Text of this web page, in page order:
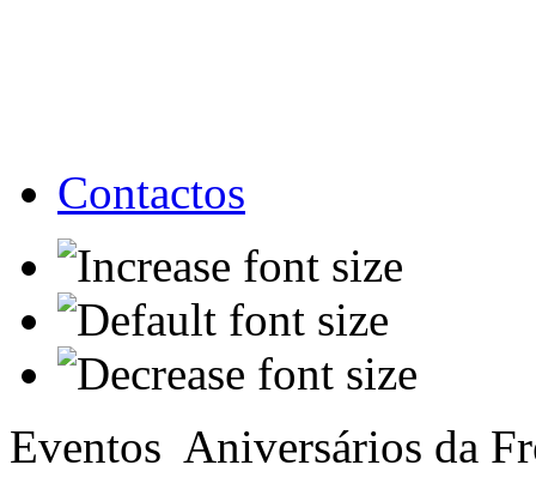
Contactos
Eventos Aniversários da